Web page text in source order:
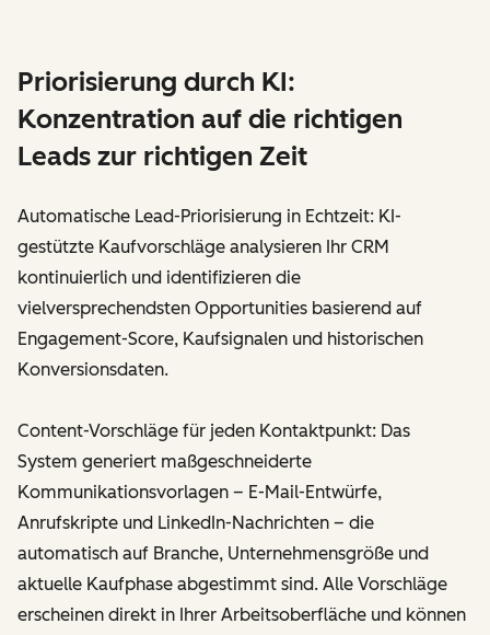
Priorisierung durch KI:
Konzentration auf die richtigen
Leads zur richtigen Zeit
Automatische Lead-Priorisierung in Echtzeit: KI-
gestützte Kaufvorschläge analysieren Ihr CRM
kontinuierlich und identifizieren die
vielversprechendsten Opportunities basierend auf
Engagement-Score, Kaufsignalen und historischen
Konversionsdaten.
Content-Vorschläge für jeden Kontaktpunkt: Das
System generiert maßgeschneiderte
Kommunikationsvorlagen – E-Mail-Entwürfe,
Anrufskripte und LinkedIn-Nachrichten – die
automatisch auf Branche, Unternehmensgröße und
aktuelle Kaufphase abgestimmt sind. Alle Vorschläge
erscheinen direkt in Ihrer Arbeitsoberfläche und können